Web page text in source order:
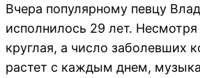
Вчера популярному певцу
исполнилось 29 лет. Несмотря
круглая, а число заболевших
растет с каждым днем,